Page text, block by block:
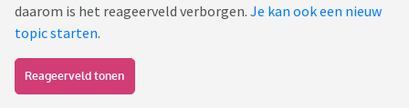
daarom is het reageerveld verborgen. Je kan ook een nieuw
topic starten.
Reageerveld tonen